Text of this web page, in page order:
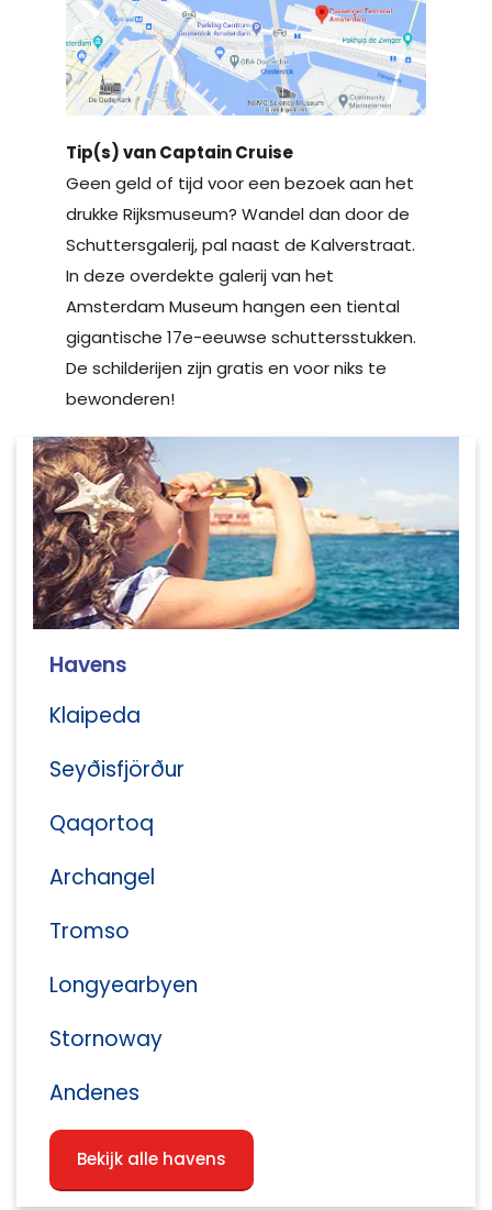
Tip(s) van Captain Cruise
Geen geld of tijd voor een bezoek aan het
drukke Rijksmuseum? Wandel dan door de
Schuttersgalerij, pal naast de Kalverstraat.
In deze overdekte galerij van het
Amsterdam Museum hangen een tiental
gigantische 17e-eeuwse schuttersstukken.
De schilderijen zijn gratis en voor niks te
bewonderen!
Havens
Klaipeda
Seyðisfjörður
Qaqortoq
Archangel
Tromso
Longyearbyen
Stornoway
Andenes
Bekijk alle havens